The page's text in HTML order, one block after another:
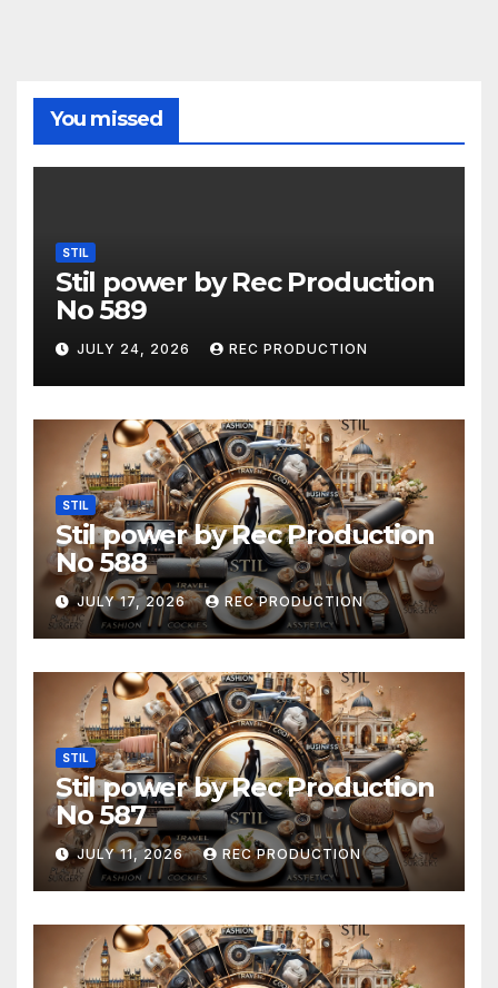
You missed
STIL
Stil power by Rec Production
No 589
JULY 24, 2026 REC PRODUCTION
STIL
Stil power by Rec Production
No 588
JULY 17, 2026 REC PRODUCTION
STIL
Stil power by Rec Production
No 587
JULY 11, 2026 REC PRODUCTION